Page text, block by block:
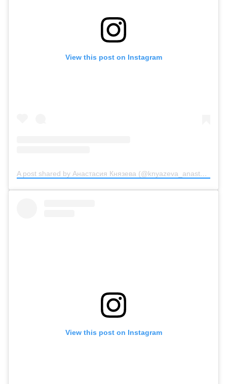
View this post on Instagram
A post shared by Анастасия Князева (@knyazeva_anastasiya_official)
View this post on Instagram